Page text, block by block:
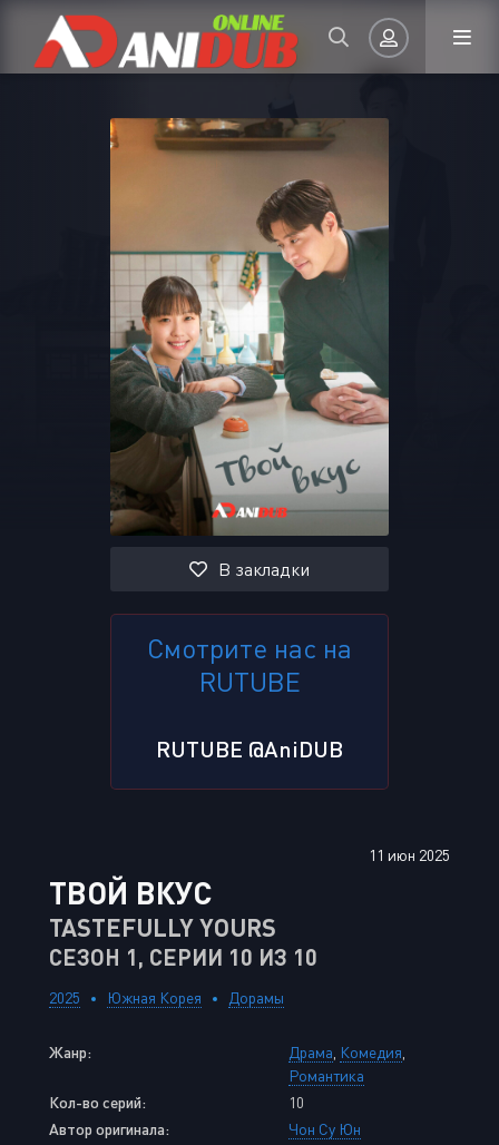
Авторизация
Запомнить
ВОЙТИ НА САЙТ
Восстановить пароль
Или войти через
В закладки
Смотрите нас на
RUTUBE
RUTUBE @AniDUB
11 июн 2025
ТВОЙ ВКУС
TASTEFULLY YOURS
СЕЗОН 1, СЕРИИ 10 ИЗ 10
2025 Южная Корея Дорамы
Жанр: Драма Комедия
Романтика
Кол-во серий:
10
Автор оригинала:
Чон Су Юн